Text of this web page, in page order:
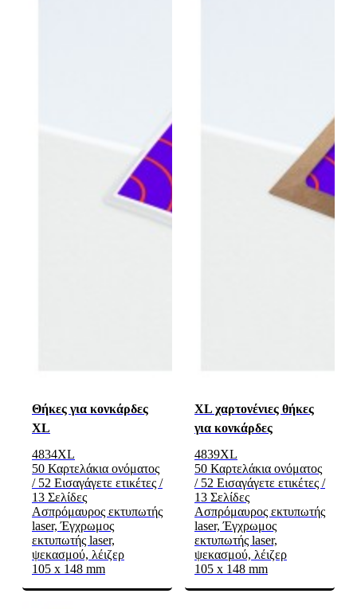
Θήκες για κονκάρδες
XL
4834XL
50 Καρτελάκια ονόματος
/ 52 Εισαγάγετε ετικέτες /
13 Σελίδες
Ασπρόμαυρος εκτυπωτής
laser, Έγχρωμος
εκτυπωτής laser,
ψεκασμού, λέιζερ
105 x 148 mm
XL χαρτονένιες θήκες
για κονκάρδες
4839XL
50 Καρτελάκια ονόματος
/ 52 Εισαγάγετε ετικέτες /
13 Σελίδες
Ασπρόμαυρος εκτυπωτής
laser, Έγχρωμος
εκτυπωτής laser,
ψεκασμού, λέιζερ
105 x 148 mm